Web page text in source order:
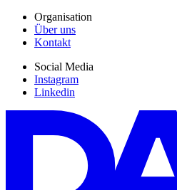
Organisation
Über uns
Kontakt
Social Media
Instagram
Linkedin